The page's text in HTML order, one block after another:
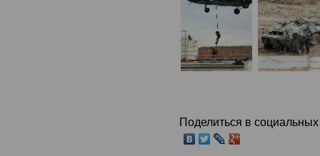
Поделиться в социальных